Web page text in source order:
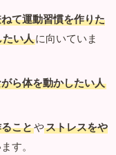
て運動習慣を作りた
たい人に向いていま
ら体を動かしたい人
ことやストレスをや
す。